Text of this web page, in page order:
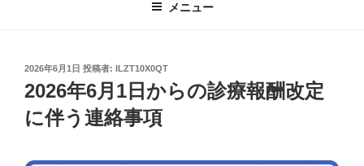
メニュー
投
稿
日:
2026年6月1日 投稿者: ILZT10X0QT
2026年6月1日からの診療報酬改定
に伴う連絡事項